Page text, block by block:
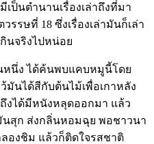
ป็นตำนานเรื่องเล่าถึงที่มา
รษที่ 18 ซึ่งเรื่องเล่ามันก็เล่า
นจริงไปหน่อย
หนึ่ง ได้ค้นพบแคบหมูนี้โดย
ว้มันได้สีกับต้นไม้เพื่อเกาหลัง
งได้มีหนังหลุดออกมา แล้ว
สุก ส่งกลิ่นหอมฉุย พอชาวนา
องชิม แล้วก็ติดใจรสชาติ